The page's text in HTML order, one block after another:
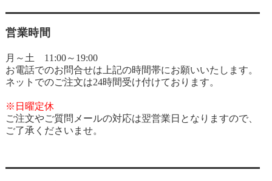
営業時間
月～土 11:00～19:00
お電話でのお問合せは上記の時間帯にお願いいたします。
ネットでのご注文は24時間受け付けております。
※日曜定休
ご注文やご質問メールの対応は翌営業日となりますので、
ご了承くださいませ。